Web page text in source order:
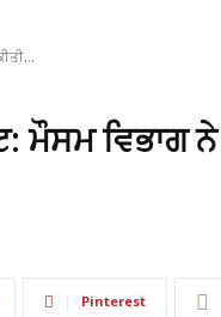
ਵਿਭਾਗ ਨੇ
Pinterest